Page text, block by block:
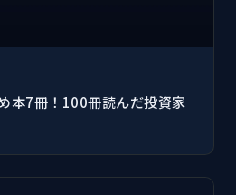
本7冊！100冊読んだ投資家